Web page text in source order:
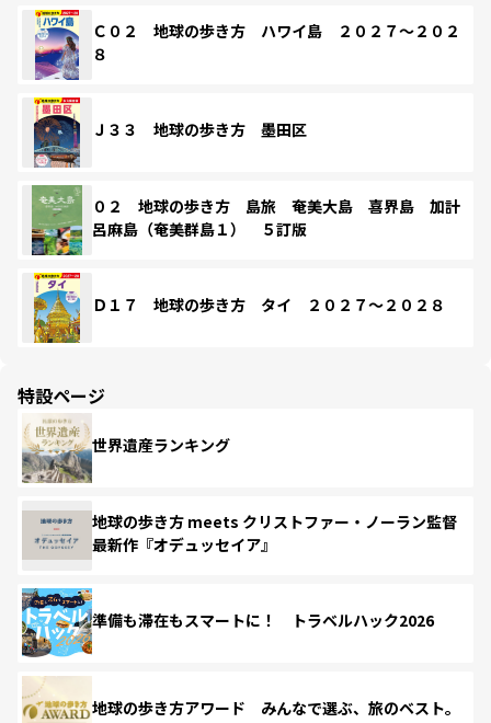
Ｃ０２ 地球の歩き方 ハワイ島 ２０２７～２０２
８
Ｊ３３ 地球の歩き方 墨田区
０２ 地球の歩き方 島旅 奄美大島 喜界島 加計
呂麻島（奄美群島１） ５訂版
Ｄ１７ 地球の歩き方 タイ ２０２７～２０２８
特設ページ
世界遺産ランキング
地球の歩き方 meets クリストファー・ノーラン監督
最新作『オデュッセイア』
準備も滞在もスマートに！ トラベルハック2026
地球の歩き方アワード みんなで選ぶ、旅のベスト。